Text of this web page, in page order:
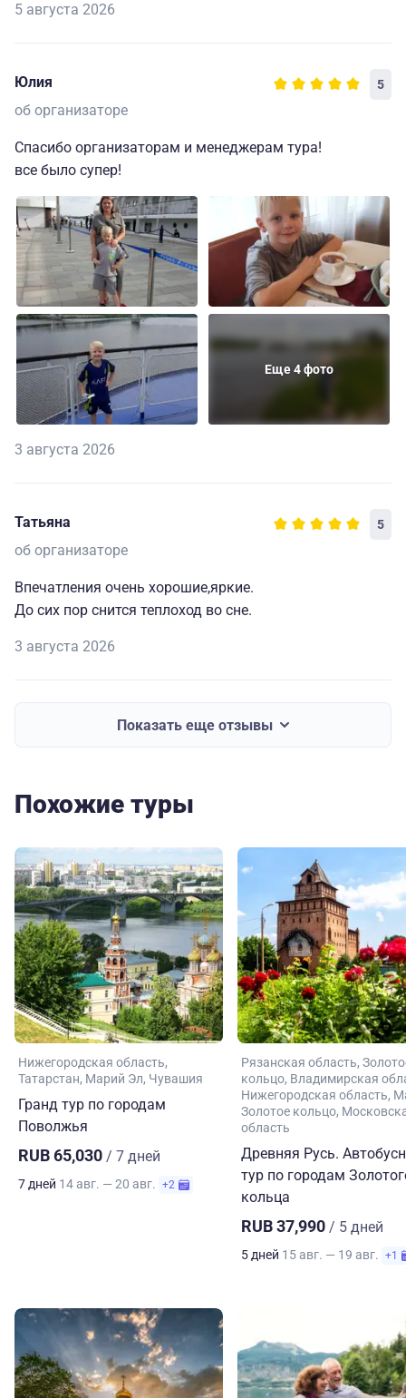
5 августа 2026
Юлия 5
об организаторе
Спасибо организаторам и менеджерам тура!
все было супер!
Еще 4 фото
3 августа 2026
Татьяна 5
об организаторе
Впечатления очень хорошие,яркие.
До сих пор снится теплоход во сне.
3 августа 2026
Показать еще отзывы
Похожие туры
Нижегородская область
Татарстан Марий Эл Чувашия
Гранд тур по городам
Поволжья
RUB 65,030 / 7 дней
7 дней 14 авг. — 20 авг. +2
Рязанская область
кольцо Владимирская
Нижегородская область
Золотое кольцо
область
Древняя Русь.
тур по городам
кольца
RUB 37,990 / 5 дней
5 дней 15 авг. — 19 авг. +1